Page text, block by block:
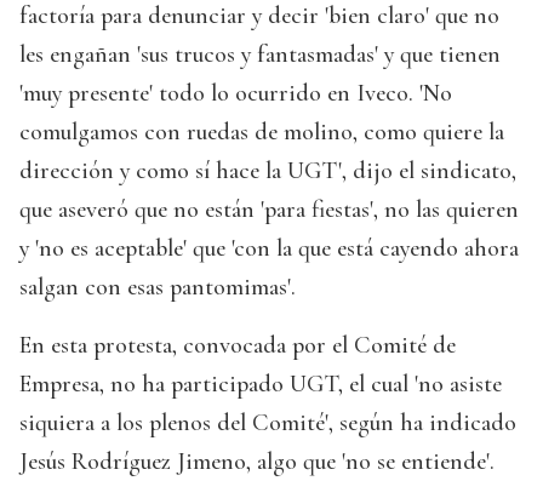
factoría para denunciar y decir 'bien claro' que no
les engañan 'sus trucos y fantasmadas' y que tienen
'muy presente' todo lo ocurrido en Iveco. 'No
comulgamos con ruedas de molino, como quiere la
dirección y como sí hace la UGT', dijo el sindicato,
que aseveró que no están 'para fiestas', no las quieren
y 'no es aceptable' que 'con la que está cayendo ahora
salgan con esas pantomimas'.
En esta protesta, convocada por el Comité de
Empresa, no ha participado UGT, el cual 'no asiste
siquiera a los plenos del Comité', según ha indicado
Jesús Rodríguez Jimeno, algo que 'no se entiende'.